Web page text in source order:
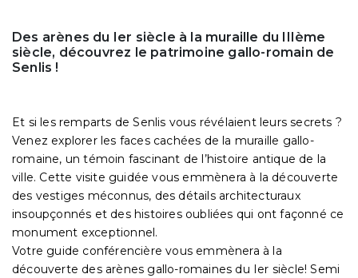
Des arènes du Ier siècle à la muraille du IIIème
siècle, découvrez le patrimoine gallo-romain de
Senlis !
Et si les remparts de Senlis vous révélaient leurs secrets ?
Venez explorer les faces cachées de la muraille gallo-
romaine, un témoin fascinant de l’histoire antique de la
ville. Cette visite guidée vous emmènera à la découverte
des vestiges méconnus, des détails architecturaux
insoupçonnés et des histoires oubliées qui ont façonné ce
monument exceptionnel.
Votre guide conférencière vous emmènera à la
découverte des arènes gallo-romaines du Ier siècle! Semi